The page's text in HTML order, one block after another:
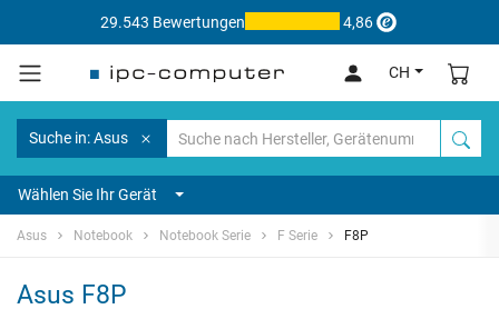
29.543 Bewertungen 4,86
CH
Suche in: Asus
Wählen Sie Ihr Gerät
Asus Notebook Notebook Serie F Serie F8P
Asus F8P